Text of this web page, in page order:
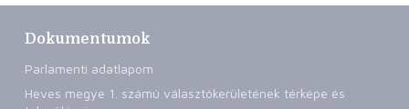
Dokumentumok
Parlamenti adatlapom
Heves megye 1. számú választókerületének térképe és